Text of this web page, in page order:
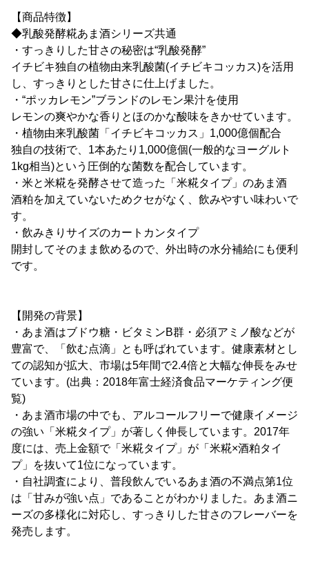
【商品特徴】
◆乳酸発酵糀あま酒シリーズ共通
・すっきりした甘さの秘密は“乳酸発酵”
イチビキ独自の植物由来乳酸菌(イチビキコッカス)を活用
し、すっきりとした甘さに仕上げました。
・“ポッカレモン”ブランドのレモン果汁を使用
レモンの爽やかな香りとほのかな酸味をきかせています。
・植物由来乳酸菌「イチビキコッカス」1,000億個配合
独自の技術で、1本あたり1,000億個(一般的なヨーグルト
1kg相当)という圧倒的な菌数を配合しています。
・米と米糀を発酵させて造った「米糀タイプ」のあま酒
酒粕を加えていないためクセがなく、飲みやすい味わいで
す。
・飲みきりサイズのカートカンタイプ
開封してそのまま飲めるので、外出時の水分補給にも便利
です。
【開発の背景】
・あま酒はブドウ糖・ビタミンB群・必須アミノ酸などが
豊富で、「飲む点滴」とも呼ばれています。健康素材とし
ての認知が拡大、市場は5年間で2.4倍と大幅な伸長をみせ
ています。(出典：2018年富士経済食品マーケティング便
覧)
・あま酒市場の中でも、アルコールフリーで健康イメージ
の強い「米糀タイプ」が著しく伸長しています。2017年
度には、売上金額で「米糀タイプ」が「米糀×酒粕タイ
プ」を抜いて1位になっています。
・自社調査により、普段飲んでいるあま酒の不満点第1位
は「甘みが強い点」であることがわかりました。あま酒ニ
ーズの多様化に対応し、すっきりした甘さのフレーバーを
発売します。